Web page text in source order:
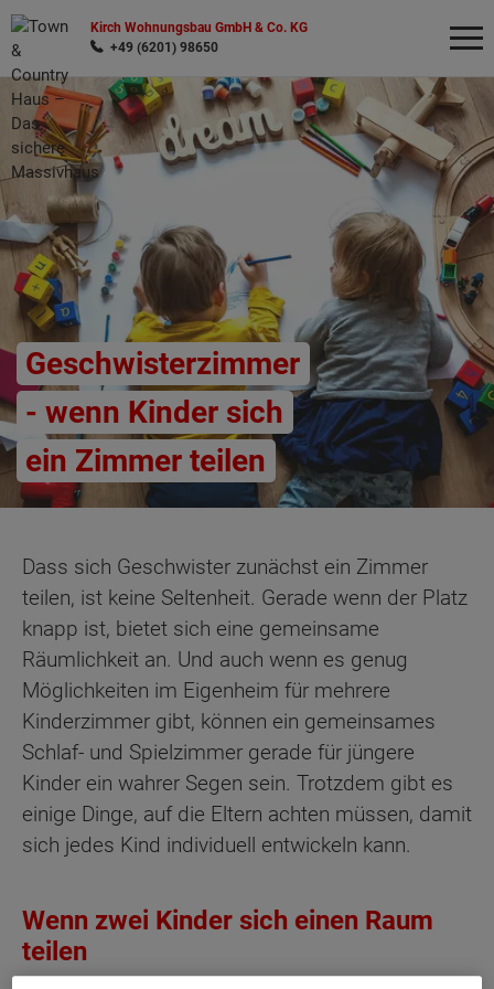
Kirch Wohnungsbau GmbH & Co. KG
+49 (6201) 98650
Geschwisterzimmer
- wenn Kinder sich
ein Zimmer teilen
Dass sich Geschwister zunächst ein Zimmer
teilen, ist keine Seltenheit. Gerade wenn der Platz
knapp ist, bietet sich eine gemeinsame
Räumlichkeit an. Und auch wenn es genug
Möglichkeiten im Eigenheim für mehrere
Kinderzimmer gibt, können ein gemeinsames
Schlaf- und Spielzimmer gerade für jüngere
Kinder ein wahrer Segen sein. Trotzdem gibt es
einige Dinge, auf die Eltern achten müssen, damit
sich jedes Kind individuell entwickeln kann.
Wenn zwei Kinder sich einen Raum
teilen
Wonach möchten Sie suchen?